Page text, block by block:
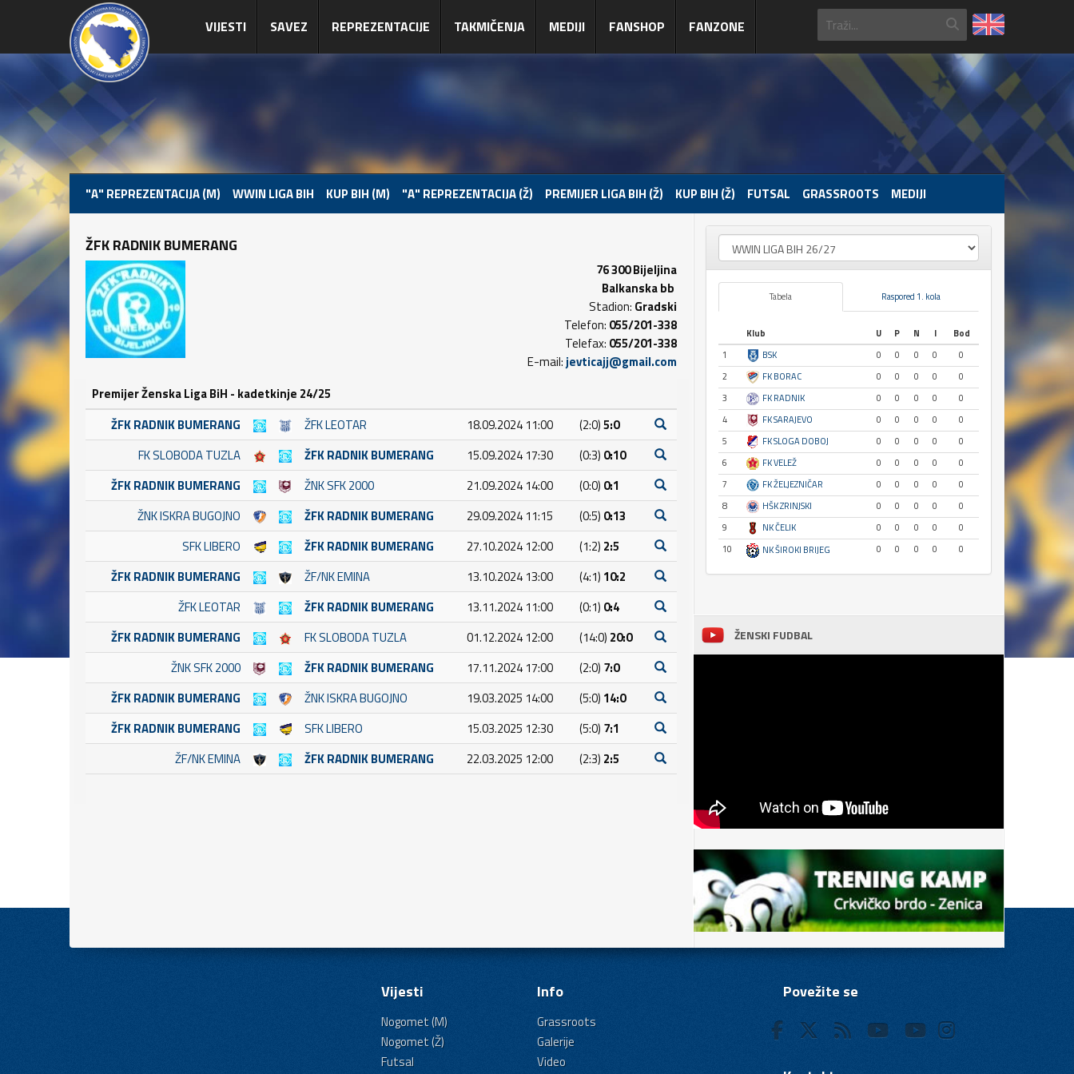
VIJESTI SAVEZ REPREZENTACIJE TAKMIČENJA MEDIJI FANSHOP FANZONE
"A" REPREZENTACIJA (M) WWIN LIGA BIH KUP BIH (M) "A" REPREZENTACIJA (Ž) PREMIJER LIGA BIH (Ž) KUP BIH (Ž) FUTSAL GRASSROOTS MEDIJI
ŽFK RADNIK BUMERANG
76 300 Bijeljina
Balkanska bb
Stadion: Gradski
Telefon: 055/201-338
Telefax: 055/201-338
E-mail:jevticajj@gmail.com
Premijer Ženska Liga BiH - kadetkinje 24/25
ŽFK RADNIK BUMERANG
ŽFK LEOTAR 18.09.2024 11:00 (2:0)5:0
FK SLOBODA TUZLA
ŽFK RADNIK BUMERANG 15.09.2024 17:30 (0:3) 0:10
ŽFK RADNIK BUMERANG
ŽNK SFK 2000 21.09.2024 14:00 (0:0) 0:1
ŽNK ISKRA BUGOJNO
ŽFK RADNIK BUMERANG 29.09.2024 11:15 (0:5) 0:13
SFK LIBERO
ŽFK RADNIK BUMERANG 27.10.2024 12:00 (1:2) 2:5
ŽFK RADNIK BUMERANG
ŽF/NK EMINA 13.10.2024 13:00 (4:1) 10:2
ŽFK LEOTAR
ŽFK RADNIK BUMERANG 13.11.2024 11:00 (0:1) 0:4
ŽFK RADNIK BUMERANG
FK SLOBODA TUZLA 01.12.2024 12:00 (14:0) 20:0
ŽNK SFK 2000
ŽFK RADNIK BUMERANG 17.11.2024 17:00 (2:0) 7:0
ŽFK RADNIK BUMERANG
ŽNK ISKRA BUGOJNO 19.03.2025 14:00 (5:0) 14:0
ŽFK RADNIK BUMERANG
SFK LIBERO 15.03.2025 12:30 (5:0) 7:1
ŽF/NK EMINA
ŽFK RADNIK BUMERANG 22.03.2025 12:00 (2:3) 2:5
Tabela Raspored 1. kola
Klub U P N I
Bod
1
BSK 0 0 0 0
0
2
FK BORAC 0 0 0 0
0
3
FK RADNIK 0 0 0 0
0
4
FK SARAJEVO 0 0 0 0
0
5
FK SLOGA DOBOJ 0 0 0 0
0
6
FK VELEŽ 0 0 0 0
0
7
FK ŽELJEZNIČAR 0 0 0 0
0
8
HŠK ZRINJSKI 0 0 0 0
0
9
NK ČELIK 0 0 0 0
0
10
NK ŠIROKI BRIJEG 0 0 0 0 0
ŽENSKI FUDBAL
Vijesti
Nogomet (M)
Nogomet (Ž)
Futsal
Info
Grassroots
Galerije
Video
Povežite se